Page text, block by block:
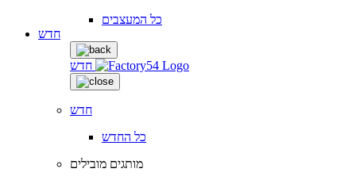
כל המעצבים
חדש
חדש
חדש
כל החדש
מותגים מובילים